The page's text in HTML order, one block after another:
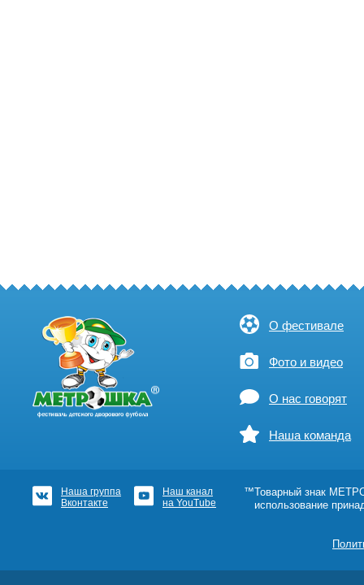
О фестивале
Фото и видео
О нас говорят
Наша команда
Наша группа
Вконтакте
Наш канал
на YouTube
™Товарный знак
использование